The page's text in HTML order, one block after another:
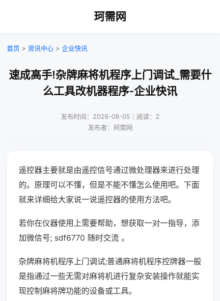
珂需网
首页 > 资讯中心 > 企业快讯
速成高手!杂牌麻将机程序上门调试_需要什
么工具改机器程序-企业快讯
发布时间：2026-08-05｜阅读：2
发布者：珂需网
遥控器主要就是由遥控信号通过微处理器来进行处理
的。原理可以不懂，但是不能不懂怎么使用吧。下面
就来详细给大家说一说遥控器的使用方法吧。
若你在仪器使用上需要帮助，想获取一对一指导，添
加微信号; sdf6770 随时交流 。
杂牌麻将机程序上门调试;普通麻将机程序控牌器一般
是指通过一些无需对麻将机进行复杂安装操作就能实
现控制麻将牌功能的设备或工具。